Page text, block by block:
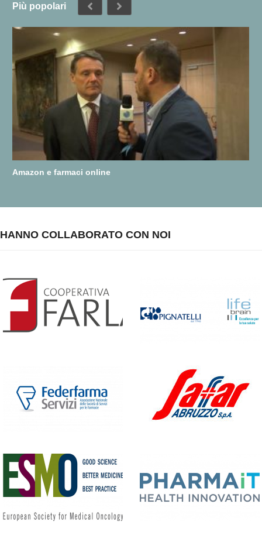
Più popolari
Amazon e farmaci online
HANNO COLLABORATO CON NOI